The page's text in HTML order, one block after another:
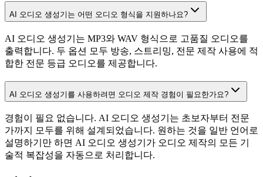
AI 오디오 생성기는 어떤 오디오 형식을 지원하나요?
AI 오디오 생성기는 MP3와 WAV 형식으로 고품질 오디오를
출력합니다. 두 옵션 모두 방송, 스트리밍, 전문 제작 사용에 적
합한 전문 등급 오디오를 제공합니다.
AI 오디오 생성기를 사용하려면 오디오 제작 경험이 필요한가요?
경험이 필요 없습니다. AI 오디오 생성기는 초보자부터 전문
가까지 모두를 위해 설계되었습니다. 원하는 것을 일반 언어로
설명하기만 하면 AI 오디오 생성기가 오디오 제작의 모든 기
술적 복잡성을 자동으로 처리합니다.